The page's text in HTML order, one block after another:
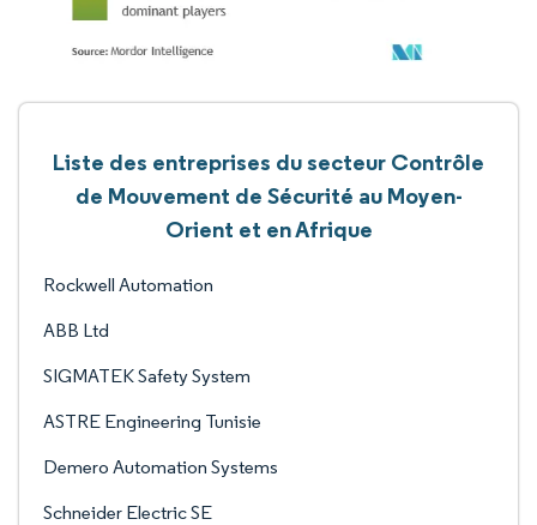
Liste des entreprises du secteur Contrôle
de Mouvement de Sécurité au Moyen-
Orient et en Afrique
Rockwell Automation
ABB Ltd
SIGMATEK Safety System
ASTRE Engineering Tunisie
Demero Automation Systems
Schneider Electric SE